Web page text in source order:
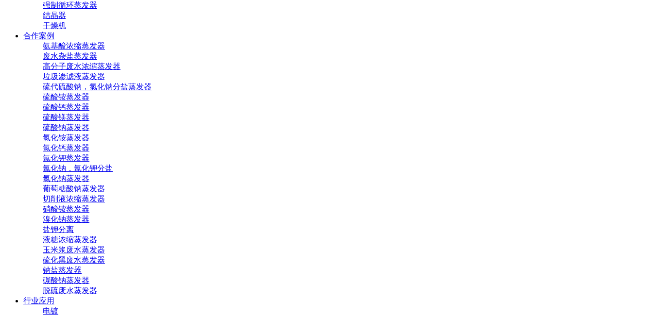
强制循环蒸发器
结晶器
干燥机
合作案例
氨基酸浓缩蒸发器
废水杂盐蒸发器
高分子废水浓缩蒸发器
垃圾渗滤液蒸发器
硫代硫酸钠，氯化钠分盐蒸发器
硫酸铵蒸发器
硫酸钙蒸发器
硫酸镁蒸发器
硫酸钠蒸发器
氯化铵蒸发器
氯化钙蒸发器
氯化钾蒸发器
氯化钠，氯化钾分盐
氯化钠蒸发器
葡萄糖酸钠蒸发器
切削液浓缩蒸发器
硝酸铵蒸发器
溴化钠蒸发器
盐钾分离
液糖浓缩蒸发器
玉米浆废水蒸发器
硫化黑废水蒸发器
钠盐蒸发器
碳酸钠蒸发器
脱硫废水蒸发器
行业应用
电镀